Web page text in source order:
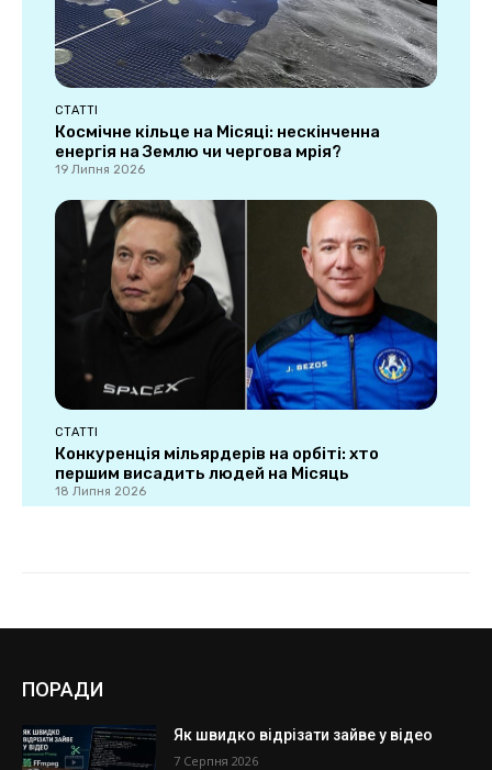
ПОРАДИ
Як швидко відрізати зайве у відео
7 Серпня 2026